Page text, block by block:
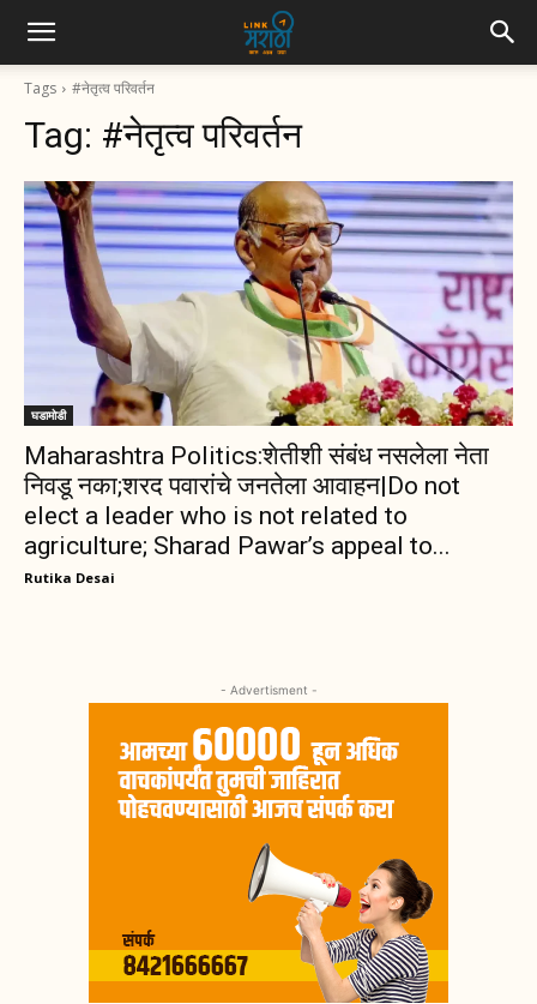
Tags #नेतृत्व परिवर्तन
Tag: #नेतृत्व परिवर्तन
घडामोडी
Maharashtra Politics:शेतीशी संबंध नसलेला नेता
निवडू नका;शरद पवारांचे जनतेला आवाहन|Do not
elect a leader who is not related to
agriculture; Sharad Pawar’s appeal to...
Rutika Desai
- Advertisment -